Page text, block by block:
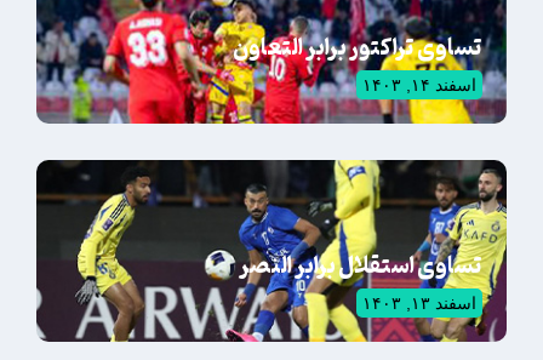
تساوی تراکتور برابر التعاون
اسفند ۱۴, ۱۴۰۳
تساوی استقلال برابر النصر
اسفند ۱۳, ۱۴۰۳